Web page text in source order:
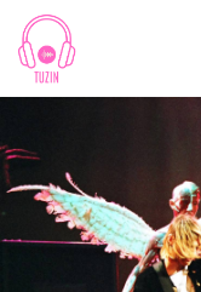
Skip
content